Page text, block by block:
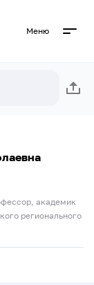
Меню
академик
регионального